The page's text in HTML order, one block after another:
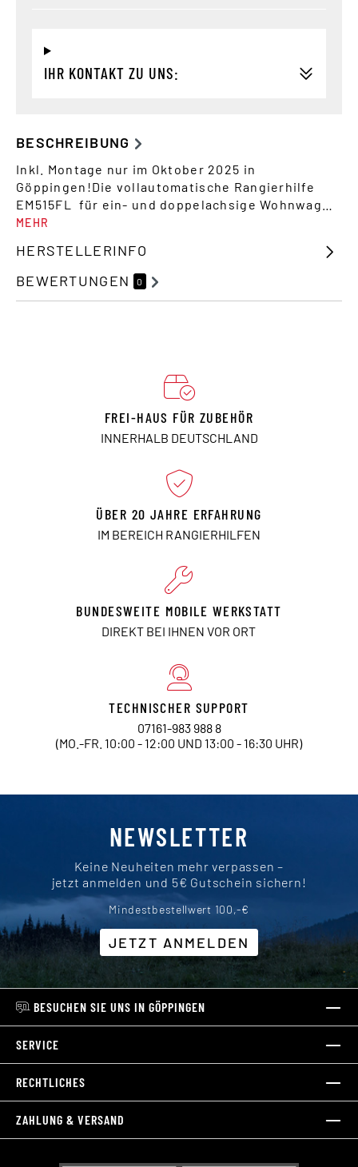
IHR KONTAKT ZU UNS:
BESCHREIBUNG
Inkl. Montage nur im Oktober 2025 in
Göppingen!Die vollautomatische Rangierhilfe
EM515FL für ein- und doppelachsige Wohnwag…
MEHR
HERSTELLERINFO
BEWERTUNGEN
0
FREI-HAUS FÜR ZUBEHÖR
INNERHALB DEUTSCHLAND
ÜBER 20 JAHRE ERFAHRUNG
IM BEREICH RANGIERHILFEN
BUNDESWEITE MOBILE WERKSTATT
DIREKT BEI IHNEN VOR ORT
TECHNISCHER SUPPORT
07161-983 988 8
(MO.-FR. 10:00 - 12:00 UND 13:00 - 16:30 UHR)
NEWSLETTER
Keine Neuheiten mehr verpassen –
jetzt anmelden und 5€ Gutschein sichern!
Mindestbestellwert 100,-€
JETZT ANMELDEN
BESUCHEN SIE UNS IN GÖPPINGEN
SERVICE
RECHTLICHES
ZAHLUNG & VERSAND